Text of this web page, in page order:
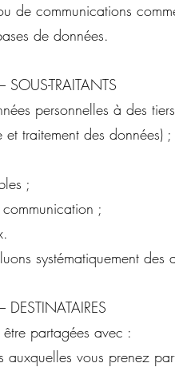
de communications
de données.
TRAITANTS
personnelles à des
traitement des données) ;
;
;
systématiquement
partagées avec :
auxquelles vous prenez